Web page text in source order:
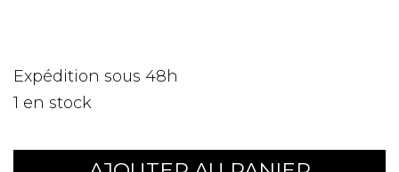
Expédition sous 48h
1 en stock